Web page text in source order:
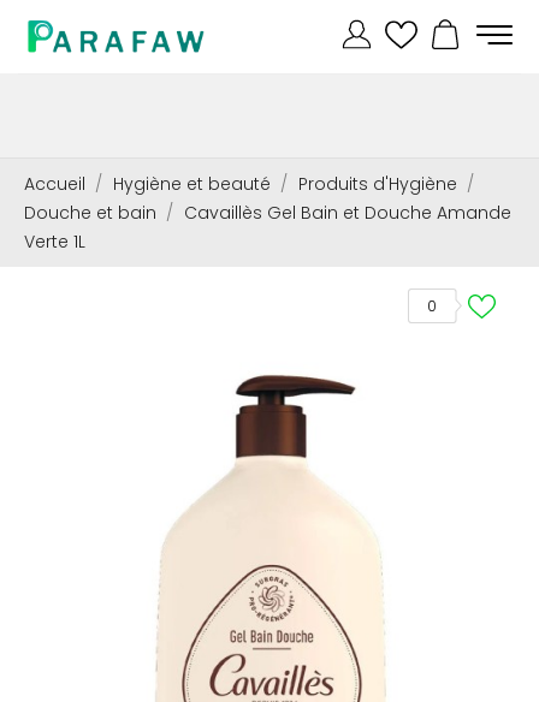
Accueil Hygiène et beauté
Produits d'Hygiène
Douche et bain
Cavaillès Gel Bain et Douche Amande
Verte 1L
0